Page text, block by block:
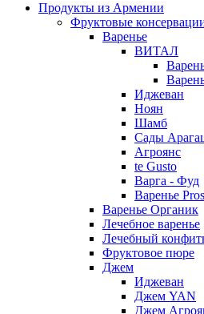
Продукты из Армении
Фруктовые
Варенье
ВИТАЛ
Иджеван
Ноян
Шамб
Сады
Агроянс
te Gusto
Варга - Фуд
Варенье
Варенье Органик
Лечебное варенье
Лечебный
Фруктовое пюре
Джем
Иджеван
Джем YAN
Джем